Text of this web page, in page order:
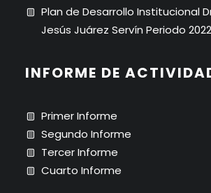
Plan de Desarrollo Institucional
Jesús Juárez Servín Periodo
INFORME DE
Primer Informe
Segundo Informe
Tercer Informe
Cuarto Informe